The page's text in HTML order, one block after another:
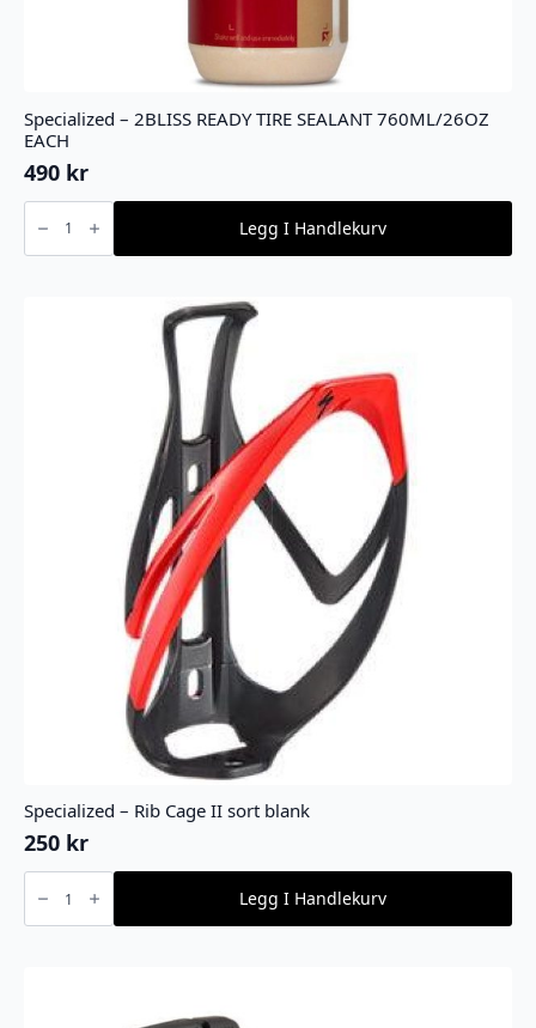
Specialized – 2BLISS READY TIRE SEALANT 760ML/26OZ
EACH
490 kr
Specialized
2BLISS
READY
Legg I Handlekurv
Specialized – Rib Cage II sort blank
250 kr
Specialized
Rib
Cage
Legg I Handlekurv